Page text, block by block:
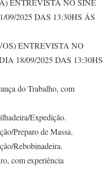
ENTREVISTA NO SINE
2025 DAS 13:30HS ÁS
ENTREVISTA NO
18/09/2025 DAS 13:30HS
do Trabalho, com
Expedição.
Preparo de Massa.
Rebobinadeira.
com experiência